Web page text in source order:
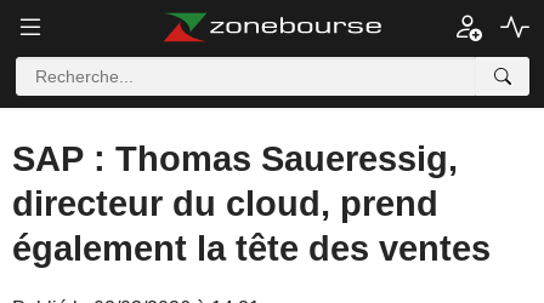
SAP : Thomas Saueressig,
directeur du cloud, prend
également la tête des ventes